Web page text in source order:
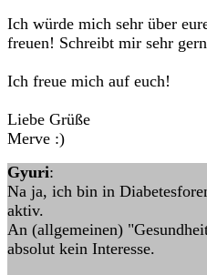
Ich würde mich sehr über
freuen! Schreibt mir sehr
Ich freue mich auf euch!
Liebe Grüße
Merve :)
Gyuri:
Na ja, ich bin in
aktiv.
An (allgemeinen)
absolut kein Interesse.